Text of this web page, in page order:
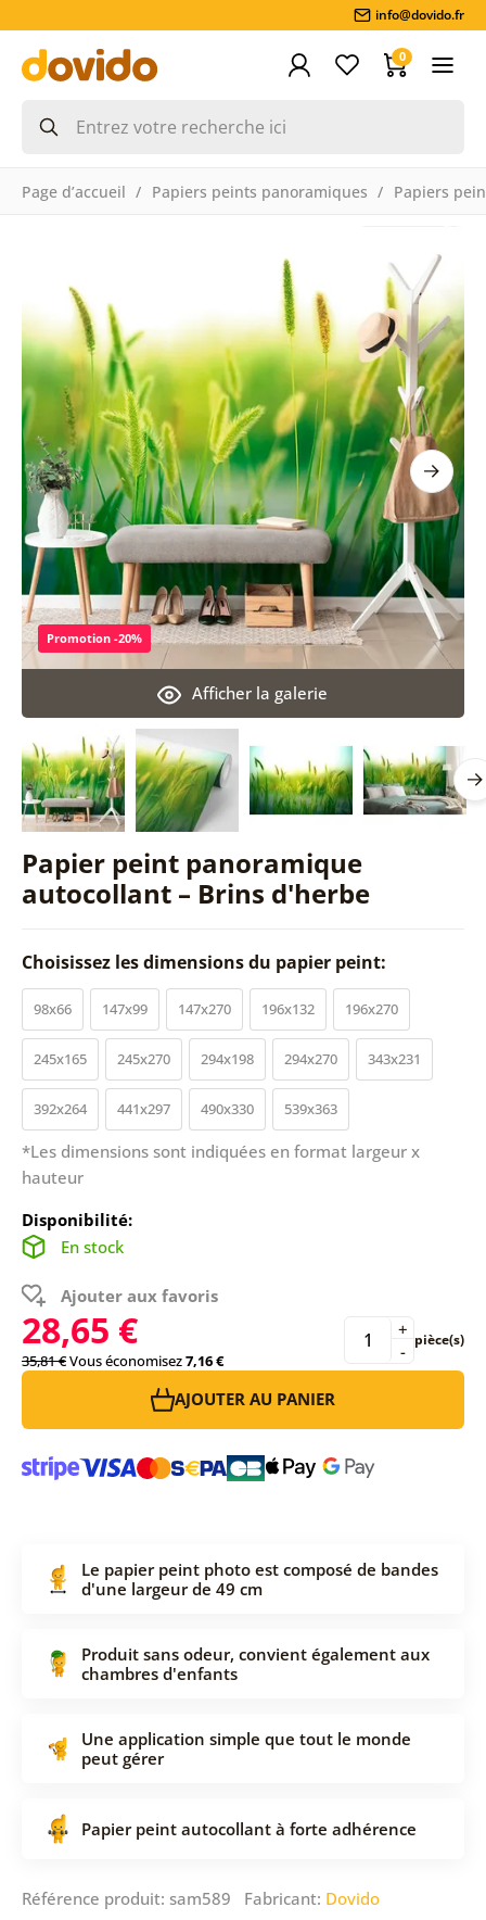
info@dovido.fr
0
Page d’accueil Papiers peints panoramiques Papiers
Papier peint panoramique
autocollant – Brins d'herbe
Afficher la galerie
Promotion -20%
Choisissez les dimensions du papier peint:
98x66 147x99 147x270 196x132 196x270
245x165 245x270 294x198 294x270 343x231
392x264 441x297 490x330 539x363
*Les dimensions sont indiquées en format largeur x
hauteur
Disponibilité:
En stock
Ajouter aux favoris
28,65 €
35,81 €Vous économisez7,16 € -
+ pièce(s)
AJOUTER AU PANIER
Le papier peint photo est composé de bandes
d'une largeur de 49 cm
Produit sans odeur, convient également aux
chambres d'enfants
Une application simple que tout le monde
peut gérer
Papier peint autocollant à forte adhérence
Référence produit: sam589 Fabricant: Dovido